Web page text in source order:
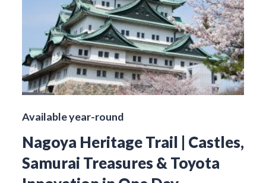
Available year-round
Nagoya Heritage Trail | Castles,
Samurai Treasures & Toyota